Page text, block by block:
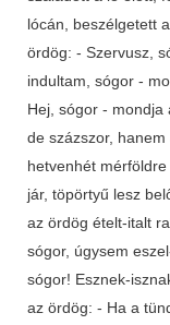
lócán, beszélgetett
ördög: - Szervusz,
indultam, sógor -
Hej, sógor - mondja
de százszor,
hetvenhét
jár, töpörtyű lesz
az ördög ételt-italt
sógor, úgysem
sógor! Esznek-
az ördög: - Ha a